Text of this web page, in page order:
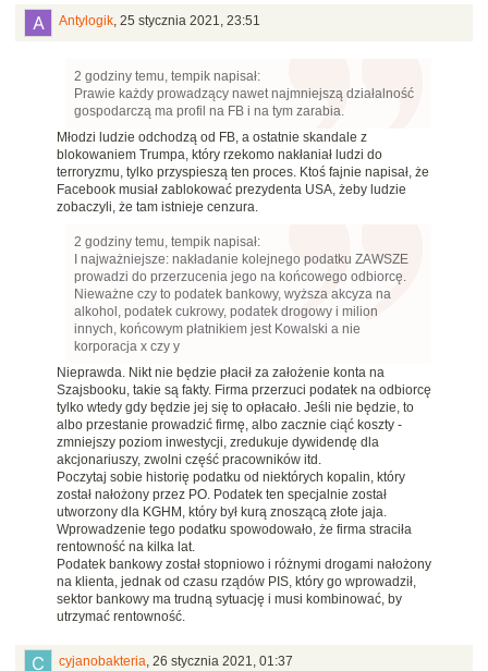
Antylogik, 25 stycznia 2021, 23:51
2 godziny temu, tempik napisał:
Prawie każdy prowadzący nawet najmniejszą działalność
gospodarczą ma profil na FB i na tym zarabia.
Młodzi ludzie odchodzą od FB, a ostatnie skandale z
blokowaniem Trumpa, który rzekomo nakłaniał ludzi do
terroryzmu, tylko przyspieszą ten proces. Ktoś fajnie napisał, że
Facebook musiał zablokować prezydenta USA, żeby ludzie
zobaczyli, że tam istnieje cenzura.
2 godziny temu, tempik napisał:
I najważniejsze: nakładanie kolejnego podatku ZAWSZE
prowadzi do przerzucenia jego na końcowego odbiorcę.
Nieważne czy to podatek bankowy, wyższa akcyza na
alkohol, podatek cukrowy, podatek drogowy i milion
innych, końcowym płatnikiem jest Kowalski a nie
korporacja x czy y
Nieprawda. Nikt nie będzie płacił za założenie konta na
Szajsbooku, takie są fakty. Firma przerzuci podatek na odbiorcę
tylko wtedy gdy będzie jej się to opłacało. Jeśli nie będzie, to
albo przestanie prowadzić firmę, albo zacznie ciąć koszty -
zmniejszy poziom inwestycji, zredukuje dywidendę dla
akcjonariuszy, zwolni część pracowników itd.
Poczytaj sobie historię podatku od niektórych kopalin, który
został nałożony przez PO. Podatek ten specjalnie został
utworzony dla KGHM, który był kurą znoszącą złote jaja.
Wprowadzenie tego podatku spowodowało, że firma straciła
rentowność na kilka lat.
Podatek bankowy został stopniowo i różnymi drogami nałożony
na klienta, jednak od czasu rządów PIS, który go wprowadził,
sektor bankowy ma trudną sytuację i musi kombinować, by
utrzymać rentowność.
cyjanobakteria, 26 stycznia 2021, 01:37